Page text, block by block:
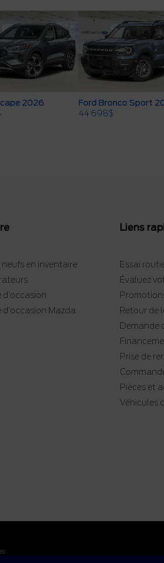
2026
Ford Bronco Sport
44 698$
neufs en inventaire
d’occasion
d’occasion Mazda
Liens
Essai
Évaluez
Retour de
Demande
Prise de
Pièces et
Véhicules